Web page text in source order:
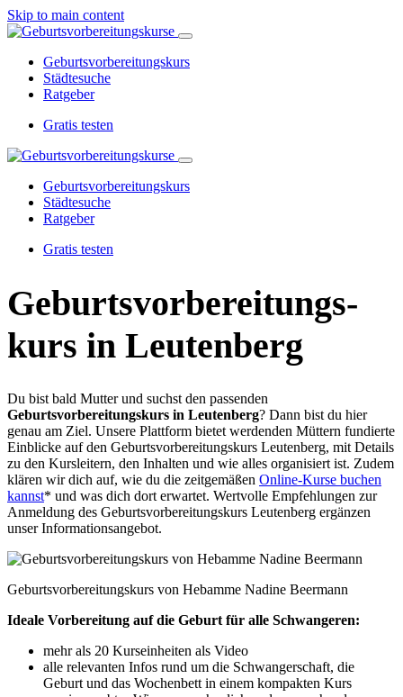
Skip to main content
Geburtsvorbereitungskurs
Städtesuche
Ratgeber
Gratis testen
Geburtsvorbereitungskurs
Städtesuche
Ratgeber
Gratis testen
Geburtsvorbereitungs­
kurs in Leutenberg
Du bist bald Mutter und suchst den passenden
Geburtsvorbereitungskurs in Leutenberg? Dann bist du hier
genau am Ziel. Unsere Plattform bietet werdenden Müttern fundierte
Einblicke auf den Geburtsvorbereitungskurs Leutenberg, mit Details
zu den Kursleitern, den Inhalten und wie alles organisiert ist. Zudem
klären wir dich auf, wie du die zeitgemäßen Online-Kurse buchen
kannst* und was dich dort erwartet. Wertvolle Empfehlungen zur
Anmeldung des Geburtsvorbereitungskurs Leutenberg ergänzen
unser Informationsangebot.
Geburtsvorbereitungskurs von Hebamme Nadine Beermann
Ideale Vorbereitung auf die Geburt für alle Schwangeren:
mehr als 20 Kurseinheiten als Video
alle relevanten Infos rund um die Schwangerschaft, die
Geburt und das Wochenbett in einem kompakten Kurs